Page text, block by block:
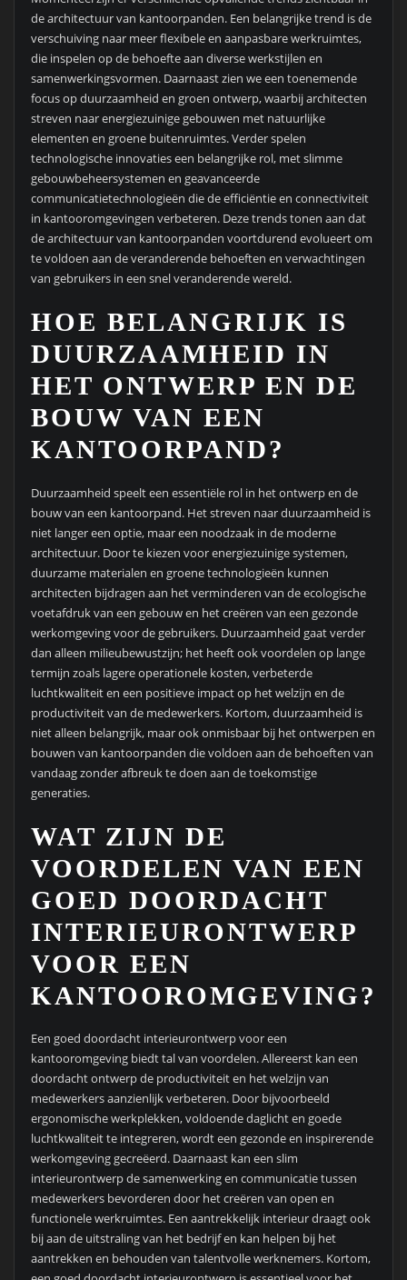
de architectuur van kantoorpanden. Een belangrijke trend is de
verschuiving naar meer flexibele en aanpasbare werkruimtes,
die inspelen op de behoefte aan diverse werkstijlen en
samenwerkingsvormen. Daarnaast zien we een toenemende
focus op duurzaamheid en groen ontwerp, waarbij architecten
streven naar energiezuinige gebouwen met natuurlijke
elementen en groene buitenruimtes. Verder spelen
technologische innovaties een belangrijke rol, met slimme
gebouwbeheersystemen en geavanceerde
communicatietechnologieën die de efficiëntie en connectiviteit
in kantooromgevingen verbeteren. Deze trends tonen aan dat
de architectuur van kantoorpanden voortdurend evolueert om
te voldoen aan de veranderende behoeften en verwachtingen
van gebruikers in een snel veranderende wereld.
HOE BELANGRIJK IS
DUURZAAMHEID IN
HET ONTWERP EN DE
BOUW VAN EEN
KANTOORPAND?
Duurzaamheid speelt een essentiële rol in het ontwerp en de
bouw van een kantoorpand. Het streven naar duurzaamheid is
niet langer een optie, maar een noodzaak in de moderne
architectuur. Door te kiezen voor energiezuinige systemen,
duurzame materialen en groene technologieën kunnen
architecten bijdragen aan het verminderen van de ecologische
voetafdruk van een gebouw en het creëren van een gezonde
werkomgeving voor de gebruikers. Duurzaamheid gaat verder
dan alleen milieubewustzijn; het heeft ook voordelen op lange
termijn zoals lagere operationele kosten, verbeterde
luchtkwaliteit en een positieve impact op het welzijn en de
productiviteit van de medewerkers. Kortom, duurzaamheid is
niet alleen belangrijk, maar ook onmisbaar bij het ontwerpen en
bouwen van kantoorpanden die voldoen aan de behoeften van
vandaag zonder afbreuk te doen aan de toekomstige
generaties.
WAT ZIJN DE
VOORDELEN VAN EEN
GOED DOORDACHT
INTERIEURONTWERP
VOOR EEN
KANTOOROMGEVING?
Een goed doordacht interieurontwerp voor een
kantooromgeving biedt tal van voordelen. Allereerst kan een
doordacht ontwerp de productiviteit en het welzijn van
medewerkers aanzienlijk verbeteren. Door bijvoorbeeld
ergonomische werkplekken, voldoende daglicht en goede
luchtkwaliteit te integreren, wordt een gezonde en inspirerende
werkomgeving gecreëerd. Daarnaast kan een slim
interieurontwerp de samenwerking en communicatie tussen
medewerkers bevorderen door het creëren van open en
functionele werkruimtes. Een aantrekkelijk interieur draagt ook
bij aan de uitstraling van het bedrijf en kan helpen bij het
aantrekken en behouden van talentvolle werknemers. Kortom,